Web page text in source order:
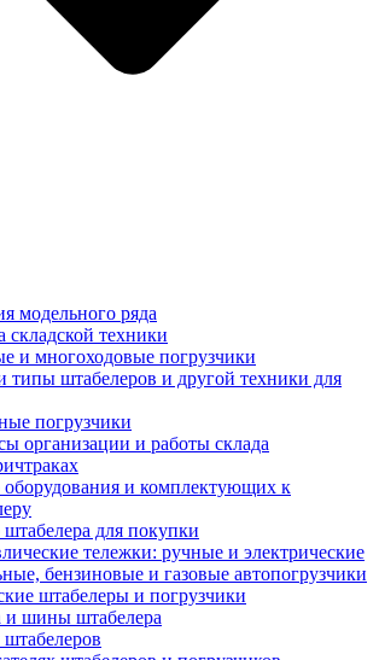
модельного ряда
складской техники
и многоходовые погрузчики
типы штабелеров и другой техники для
погрузчики
организации и работы склада
и комплектующих к
для покупки
тележки: ручные и электрические
бензиновые и газовые автопогрузчики
штабелеры и погрузчики
и шины штабелера